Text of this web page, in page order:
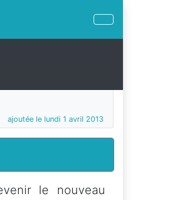
ajoutée le lundi 1 avril 2013
le nouveau